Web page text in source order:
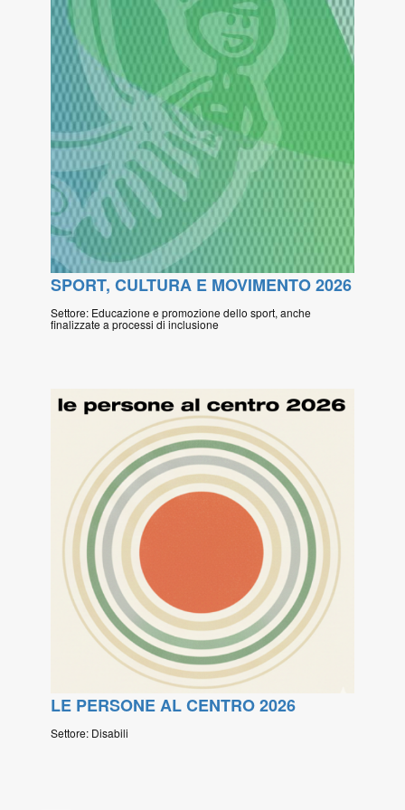
SPORT, CULTURA E MOVIMENTO 2026
Settore: Educazione e promozione dello sport, anche
finalizzate a processi di inclusione
LE PERSONE AL CENTRO 2026
Settore: Disabili